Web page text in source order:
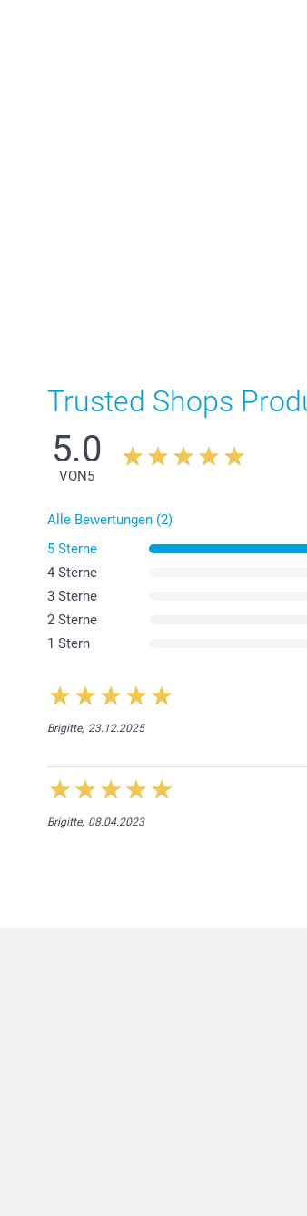
Trusted Shops
5.0
VON 5
Alle Bewertungen (2)
5 Sterne
4 Sterne
3 Sterne
2 Sterne
1 Stern
Brigitte, 23.12.2025
Brigitte, 08.04.2023